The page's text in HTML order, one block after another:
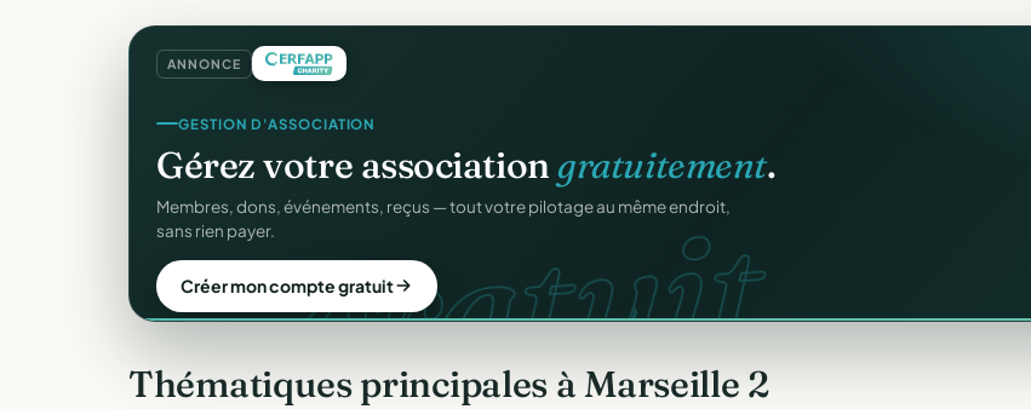
ANNONCE
CRM.
CRM ASSOCIATIF
UnCRM completpour vos membres.
Fiches donateurs, historique des dons, relances, adhésions — fini les
fichiers Excel.
Découvrir le CRM gratuit
Thématiques principales à Marseille 2